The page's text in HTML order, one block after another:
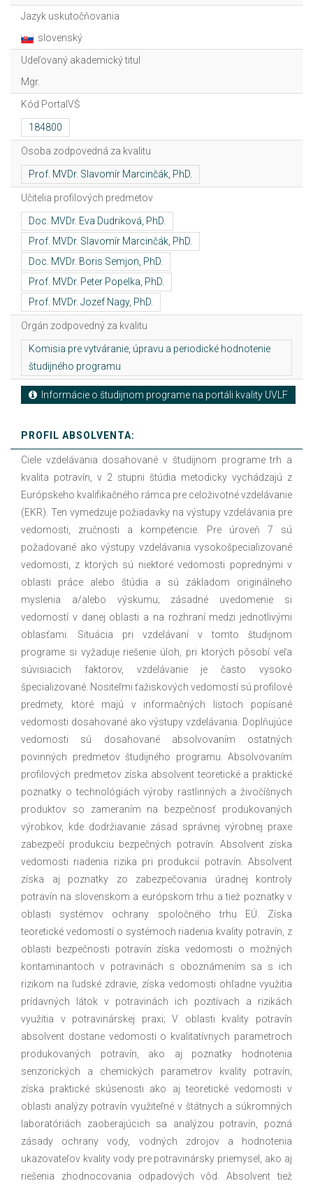
Jazyk uskutočňovania
slovenský
Udeľovaný akademický titul
Mgr.
Kód PortalVŠ
Osoba zodpovedná za kvalitu
Učitelia profilových predmetov
Orgán zodpovedný za kvalitu
Informácie o študijnom programe na portáli kvality UVLF
PROFIL ABSOLVENTA:
Ciele vzdelávania dosahované v študijnom programe trh a
kvalita potravín, v 2 stupni štúdia metodicky vychádzajú z
Európskeho kvalifikačného rámca pre celoživotné vzdelávanie
(EKR). Ten vymedzuje požiadavky na výstupy vzdelávania pre
vedomosti, zručnosti a kompetencie. Pre úroveň 7 sú
požadované ako výstupy vzdelávania vysokošpecializované
vedomosti, z ktorých sú niektoré vedomosti poprednými v
oblasti práce alebo štúdia a sú základom originálneho
myslenia a/alebo výskumu; zásadné uvedomenie si
vedomostí v danej oblasti a na rozhraní medzi jednotlivými
oblasťami. Situácia pri vzdelávaní v tomto študijnom
programe si vyžaduje riešenie úloh, pri ktorých pôsobí veľa
súvisiacich faktorov, vzdelávanie je často vysoko
špecializované. Nositeľmi ťažiskových vedomostí sú profilové
predmety, ktoré majú v informačných listoch popísané
vedomosti dosahované ako výstupy vzdelávania. Doplňujúce
vedomosti sú dosahované absolvovaním ostatných
povinných predmetov študijného programu. Absolvovaním
profilových predmetov získa absolvent teoretické a praktické
poznatky o technológiách výroby rastlinných a živočíšnych
produktov so zameraním na bezpečnosť produkovaných
výrobkov, kde dodržiavanie zásad správnej výrobnej praxe
zabezpečí produkciu bezpečných potravín. Absolvent získa
vedomosti riadenia rizika pri produkcií potravín. Absolvent
získa aj poznatky zo zabezpečovania úradnej kontroly
potravín na slovenskom a európskom trhu a tiež poznatky v
oblasti systémov ochrany spoločného trhu EÚ. Získa
teoretické vedomostí o systémoch riadenia kvality potravín, z
oblasti bezpečnosti potravín získa vedomosti o možných
kontaminantoch v potravinách s oboznámením sa s ich
rizikom na ľudské zdravie, získa vedomosti ohľadne využitia
prídavných látok v potravinách ich pozitívach a rizikách
využitia v potravinárskej praxi; V oblasti kvality potravín
absolvent dostane vedomosti o kvalitatívnych parametroch
produkovaných potravín, ako aj poznatky hodnotenia
senzorických a chemických parametrov kvality potravín;
získa praktické skúsenosti ako aj teoretické vedomosti v
oblasti analýzy potravín využiteľné v štátnych a súkromných
laboratóriách zaoberajúcich sa analýzou potravín, pozná
zásady ochrany vody, vodných zdrojov a hodnotenia
ukazovateľov kvality vody pre potravinársky priemysel, ako aj
riešenia zhodnocovania odpadových vôd. Absolvent tiež